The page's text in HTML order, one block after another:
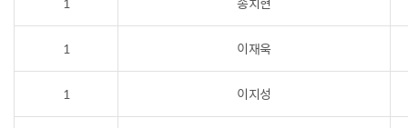
1 이재욱
1 이지성